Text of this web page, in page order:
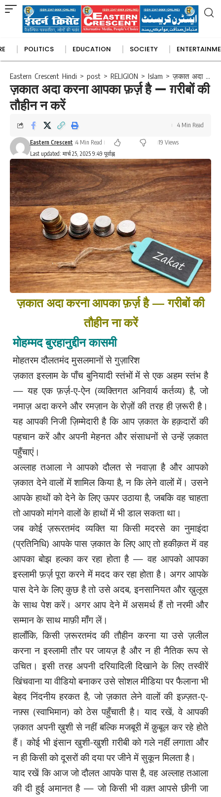
POLITICS EDUCATION SOCIETY
Eastern Crescent Hindi > post > RELIGION > Islam >ज़कात अदा करना आपका फ़र्ज़ है — ग़रीबों की तौहीन न करें
ज़कात अदा करना आपका फ़र्ज़ है — ग़रीबों की
तौहीन न करें
Last updated: मार्च 25, 2025 9:49 पूर्वाह्न
Eastern Crescent 4 Min Read 19 Views
4 Min Read
ज़कात अदा करना आपका फ़र्ज़ है — गरीबों की
तौहीन ना करें
मोहम्मद बुरहानुद्दीन कासमी
मोहतरम दौलतमंद मुसलमानों से गुज़ारिश
ज़कात इस्लाम के पाँच बुनियादी स्तंभों में से एक अहम स्तंभ है
— यह एक फ़र्ज़-ए-ऐन (व्यक्तिगत अनिवार्य कर्तव्य) है, जो
नमाज़ अदा करने और रमज़ान के रोज़ों की तरह ही ज़रूरी है।
यह आपकी निजी ज़िम्मेदारी है कि आप ज़कात के हक़दारों की
पहचान करें और अपनी मेहनत और संसाधनों से उन्हें ज़कात
पहुँचाएं।
अल्लाह तआला ने आपको दौलत से नवाज़ा है और आपको
ज़कात देने वालों में शामिल किया है, न कि लेने वालों में। उसने
आपके हाथों को देने के लिए ऊपर उठाया है, जबकि वह चाहता
तो आपको मांगने वालों के हाथों में भी डाल सकता था।
जब कोई ज़रूरतमंद व्यक्ति या किसी मदरसे का नुमाइंदा
(प्रतिनिधि) आपके पास ज़कात के लिए आए तो हकीक़त में वह
आपका बोझ हल्का कर रहा होता है — वह आपको आपका
इस्लामी फ़र्ज़ पूरा करने में मदद कर रहा होता है। अगर आपके
पास देने के लिए कुछ है तो उसे अदब, इनसानियत और ख़ुलूस
के साथ पेश करें। अगर आप देने में असमर्थ हैं तो नरमी और
सम्मान के साथ माफ़ी माँग लें।
हालाँकि, किसी ज़रूरतमंद की तौहीन करना या उसे ज़लील
करना न इस्लामी तौर पर जायज़ है और न ही नैतिक रूप से
उचित। इसी तरह अपनी दरियादिली दिखाने के लिए तस्वीरें
खिंचवाना या वीडियो बनाकर उसे सोशल मीडिया पर फैलाना भी
बेहद निंदनीय हरकत है, जो ज़कात लेने वालों की इज़्ज़त-ए-
नफ़्स (स्वाभिमान) को ठेस पहुँचाती है। याद रखें, वे आपकी
ज़कात अपनी ख़ुशी से नहीं बल्कि मजबूरी में क़ुबूल कर रहे होते
हैं। कोई भी इंसान खुशी-खुशी ग़रीबी को गले नहीं लगाता और
न ही किसी को दूसरों की दया पर जीने में सुकून मिलता है।
याद रखें कि आज जो दौलत आपके पास है, वह अल्लाह तआला
की दी हुई अमानत है — जो किसी भी वक़्त आपसे छीनी जा